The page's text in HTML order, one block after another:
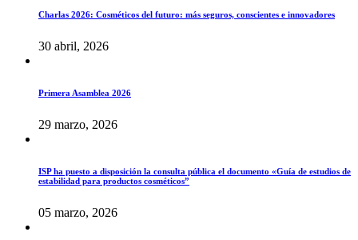
Charlas 2026: Cosméticos del futuro: más seguros, conscientes e innovadores
30 abril, 2026
Primera Asamblea 2026
29 marzo, 2026
ISP ha puesto a disposición la consulta pública el documento «Guía de estudios de
estabilidad para productos cosméticos”
05 marzo, 2026